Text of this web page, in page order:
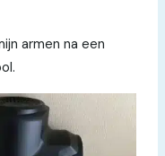
armen na een